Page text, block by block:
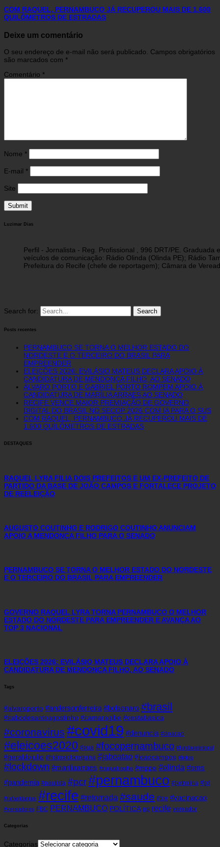
COM RAQUEL, PERNAMBUCO JÁ RECUPEROU MAIS DE 1.600
QUILÔMETROS DE ESTRADAS
Deixe um comentário
O seu endereço de e-mail não será publicado. Campos obrigatórios
são marcados com *
Comentário *
Nome *
E-mail *
Site
Luzimar Dias
Perfil - Jornalista - Reg. Profissional , 996 DRT/PE.
veículos de comunicação: Rádio Olinda (Olinda PE); Rádio
Prefeitura do Recife (chefe de reportagem); Câmara de
Search for:
Posts recentes
PERNAMBUCO SE TORNA O MELHOR ESTADO DO
NORDESTE E O TERCEIRO DO BRASIL PARA
EMPREENDER
ELEIÇÕES 2026: EVILÁSIO MATEUS DECLARA APOIO À
CANDIDATURA DE MENDONÇA FILHO, AO SENADO
ÁLVARO PORTO E GABRIEL PORTO ROMPEM APOIO À
CANDIDATURA DE MARÍLIA ARRAES AO SENADO
RECIFE VENCE MAIOR PREMIAÇÃO DE GOVERNO
DIGITAL DO BRASIL NO SECOP 2026 COM IA PARA O SUS
COM RAQUEL, PERNAMBUCO JÁ RECUPEROU MAIS DE
1.600 QUILÔMETROS DE ESTRADAS
DESTAQUES
RAQUEL LYRA FILIA DOIS PREFEITOS E UM EX-PREFEITO DE
PARTIDO DA BASE DE JOÃO CAMPOS E FORTALECE PROJETO
DE REELEIÇÃO
AUGUSTO COUTINHO E RODRIGO COUTINHO ANUNCIAM
APOIO A MENDONÇA FILHO PARA O SENADO
PERNAMBUCO SE TORNA O MELHOR ESTADO DO NORDESTE
E O TERCEIRO DO BRASIL PARA EMPREENDER
GOVERNO RAQUEL LYRA TORNA PERNAMBUCO O MELHOR
ESTADO DO NORDESTE PARA EMPREENDER E AVANÇA AO
TOP 3 NACIONAL
ELEIÇÕES 2026: EVILÁSIO MATEUS DECLARA APOIO À
CANDIDATURA DE MENDONÇA FILHO, AO SENADO
Tags
#alvaroporto #andersonferreira #bolsonaro #brasil
#cabodesantoagostinho #camaragibe #cestabasica
#coronavirus #covid19 #denuncia #doacao
#eleicoes2020 #eua #focopernambuco #fundaoeleitoral
#geraldojulio #hidroxicloroquina #jaboatao #joaocampos #leitos
#lockdown #mariliaarraes #miguelcoelho #mppe #olinda #oms
#pandemia #paulista #pcr#pernambuco #petrolina #pt
#rafaeldantas #recife #retomada #saude #tce #vacinacao
#vereadores FBC PERNAMBUCO POLÍTICA pp recife vereador
Categorias
Categorias